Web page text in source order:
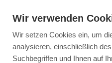
Wir verwenden
Wir setzen Cookies ein, um
analysieren, einschließlich
Suchbegriffen und Ihnen auf